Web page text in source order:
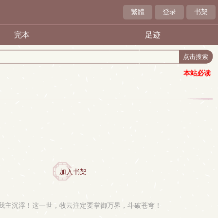
繁體 登录 书架
完本 足迹
本站必读
加入书架
沉浮！这一世，牧云注定要掌御万界，斗破苍穹！